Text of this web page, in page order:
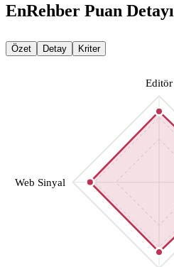
EnRehber Puan Detayı
Özet Detay Kriter
Editör
Web Sinyal